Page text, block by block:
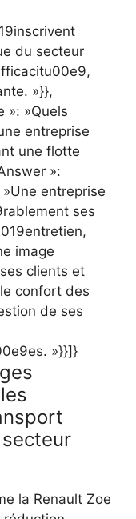
du secteur
»}},
»: »Quels
entreprise
une flotte
»:
entreprise
ses
image
clients et
confort des
de ses
»}}]}
la Renault Zoe